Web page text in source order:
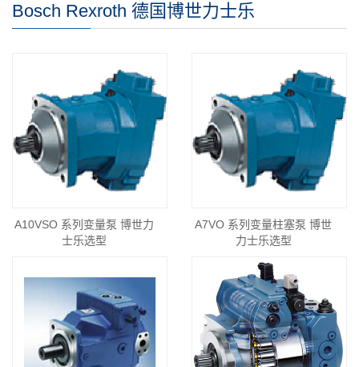
Bosch Rexroth 德国博世力士乐
A10VSO 系列变量泵 博世力
士乐选型
A7VO 系列变量柱塞泵 博世
力士乐选型